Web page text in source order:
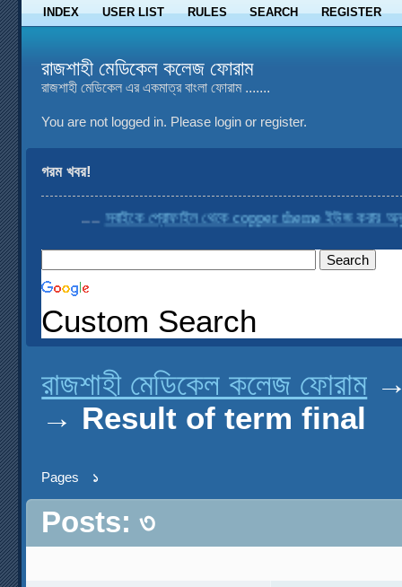
INDEX USER LIST RULES SEARCH REGISTER
রাজশাহী মেডিকেল কলেজ ফোরাম
রাজশাহী মেডিকেল এর একমাত্র বাংলা ফোরাম .......
You are not logged in. Please login or register.
গরম খবর!
....সবাইকে প্রোফাইল থেকে copper theme ইউজ করার
Custom Search
রাজশাহী মেডিকেল কলেজ ফোরাম
→ Result of term final
Pages ১
Posts: ৩